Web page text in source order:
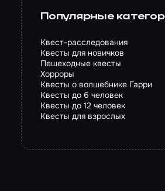
Популярные
Квест-расследования
Квесты для новичков
Пешеходные квесты
Хорроры
Квесты о волшебнике Гарри
Квесты до 6 человек
Квесты до 12 человек
Квесты для взрослых